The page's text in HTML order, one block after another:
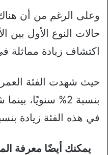
وعلى الرغم من أن هناك
حالات النوع الأول بين
اكتشاف زيادة مماثلة
بنسبة 2% سنويًا،
في هذه الفئة زيادة بنسبة 6%
يمكنك أيضًا معرفة